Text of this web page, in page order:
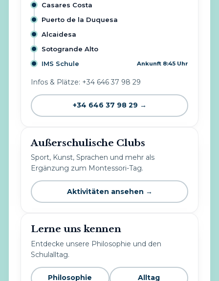
Casares Costa
Puerto de la Duquesa
Alcaidesa
Sotogrande Alto
IMS Schule
Ankunft 8:45 Uhr
Infos & Plätze: +34 646 37 98 29
+34 646 37 98 29 →
Außerschulische Clubs
Sport, Kunst, Sprachen und mehr als
Ergänzung zum Montessori-Tag.
Aktivitäten ansehen →
Lerne uns kennen
Entdecke unsere Philosophie und den
Schulalltag.
Philosophie Alltag